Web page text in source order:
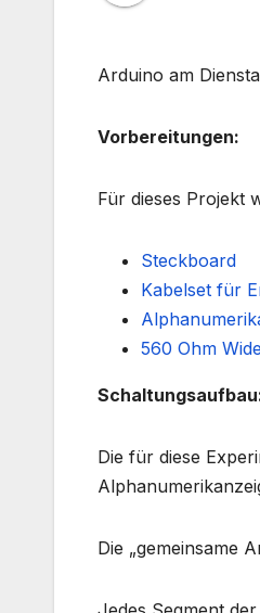
Arduino am
Vorbereitungen:
Für dieses Projekt
Steckboard
Kabelset für
560 Ohm
Die für diese
Die „gemeinsame